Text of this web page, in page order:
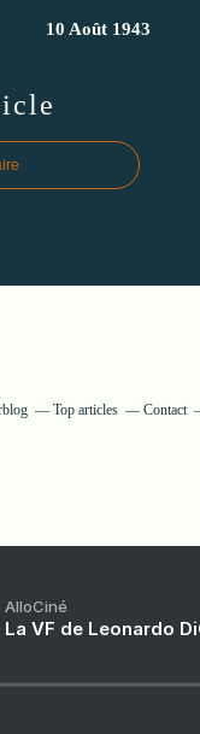
10 Août 1943
Top articles Contact
AlloCiné
La VF de Leonardo